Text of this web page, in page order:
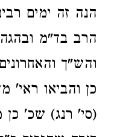
הנה זה ימים
הרב בד"מ
והש"ך
כן והביאו
(סי' רנג) שכ'